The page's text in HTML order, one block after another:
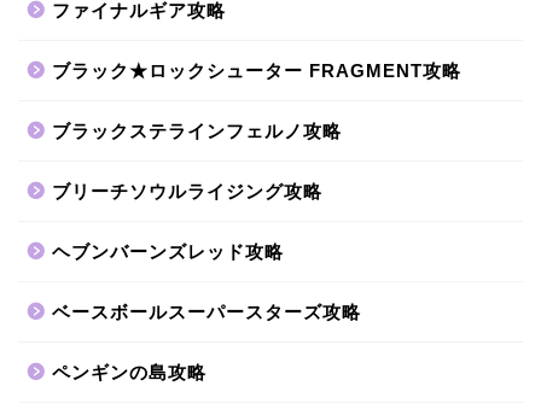
ファイナルギア攻略
ブラック★ロックシューター FRAGMENT攻略
ブラックステラインフェルノ攻略
ブリーチソウルライジング攻略
ヘブンバーンズレッド攻略
ベースボールスーパースターズ攻略
ペンギンの島攻略